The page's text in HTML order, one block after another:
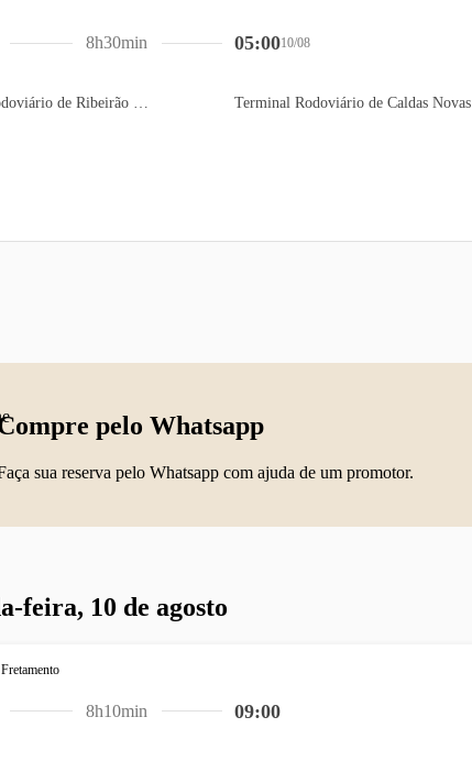
Terminal Rodoviário de Ribeirão Preto
05:0010/08
Terminal Rodoviário de Caldas Novas
8h30min
pelo Whatsapp
sua reserva pelo Whatsapp com ajuda de um promotor.
feira, 10 de agosto
09:00
8h10min